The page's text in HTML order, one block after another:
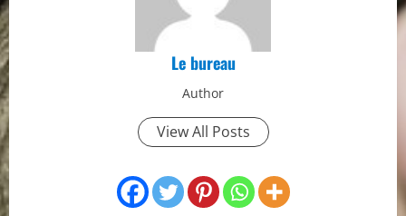
Le bureau
Author
View All Posts